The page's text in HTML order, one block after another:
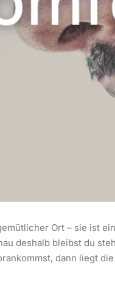
Ort – sie ist
deshalb bleibst du
dann liegt